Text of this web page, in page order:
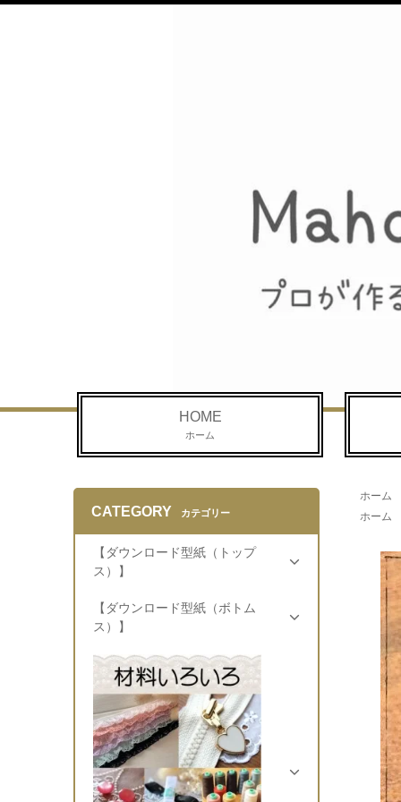
HOME
ホーム
ホーム
ホーム
CATEGORY カテゴリー
【ダウンロード型紙（トップ
ス）】
【ダウンロード型紙（ボトム
ス）】